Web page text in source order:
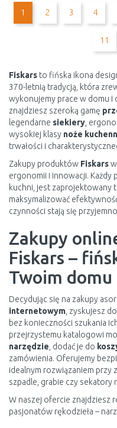
Do porównania
1 2 3 4
11
Fiskars to fińska ikona
370-letnią tradycją, która
wykonujemy prace w domu i
znajdziesz szeroką gamę
legendarne siekiery ,
wysokiej klasy noże
trwałości i
Zakupy produktów Fiskarsw
ergonomii i innowacji.
kuchni, jest zaprojektowany
maksymalizować
czynności stają się
Zakupy
Fiskars –
Twoim domu
Decydując się na zakupy
internetowym , zyskujesz
bez konieczności szukania
przejrzystemu katalogowi
narzędzie , dodać je do
zamówienia. Oferujemy
idealnym rozwiązaniem przy
szpadle, grabie czy sekatory
W naszej ofercie znajdziesz
pasjonatów rękodzieła –